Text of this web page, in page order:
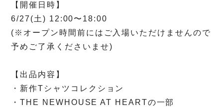
【開催日時】
6/27(土 ) 12:00〜 18:00
( ※ オープン時間前にはご入場いただけませんので
予めご了承くださいませ)
【出品内容】
・新作T シャツコレクション
・THE NEWHOUSE AT HEARTの一部